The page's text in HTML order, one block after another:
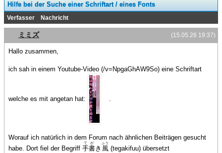
Hilfe bei der Suche einer Schriftart / eines Fonts
Verfasser Nachricht
(15.05.26 19:37)
ミミズ
Hallo zusammen,
ich sah in einem Youtube-Video (/v=NpgaGhAW9So) eine Schriftart
welche es mit angetan hat:
Worauf ich natürlich in dem Forum nach ähnlichen Beiträgen gesucht
habe. Dort fiel der Begriff 手
て
書
が
き 風
ふう
(tegakifuu) übersetzt